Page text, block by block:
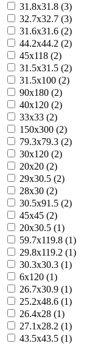
31.8x31.8 (3)
32.7x32.7 (3)
31.6x31.6 (2)
44.2x44.2 (2)
45x118 (2)
31.5x31.5 (2)
31.5x100 (2)
90x180 (2)
40x120 (2)
33x33 (2)
150x300 (2)
79.3x79.3 (2)
30x120 (2)
20x20 (2)
29x30.5 (2)
28x30 (2)
30.5x91.5 (2)
45x45 (2)
20x30.5 (1)
59.7x119.8 (1)
29.8x119.2 (1)
30.3x30.3 (1)
6x120 (1)
26.7x30.9 (1)
25.2x48.6 (1)
26.4x28 (1)
27.1x28.2 (1)
43.5x43.5 (1)